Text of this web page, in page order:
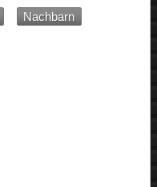
Nachbarn